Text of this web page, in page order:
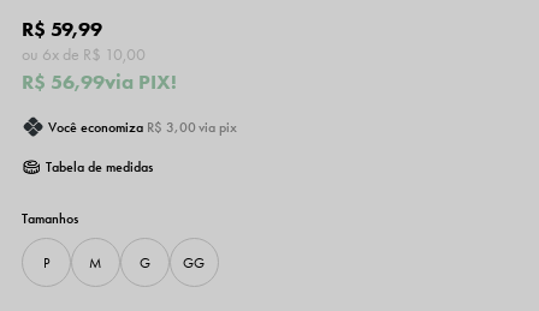
R$ 56,99via PIX!
R$ 59,99
6x R$ 10,00
Você economiza R$ 3,00 via pix
Tabela de medidas
P M G GG